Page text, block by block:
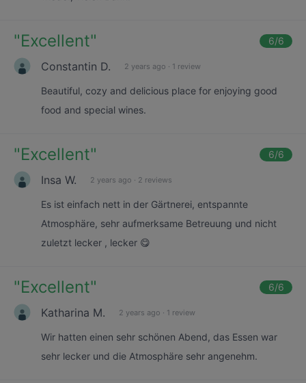
"Excellent" 6/6
Constantin D. 2 years ago · 1 review
Beautiful, cozy and delicious place for enjoying good
food and special wines.
"Excellent" 6/6
Insa W. 2 years ago · 2 reviews
Es ist einfach nett in der Gärtnerei, entspannte
Atmosphäre, sehr aufmerksame Betreuung und nicht
zuletzt lecker , lecker 😋
"Excellent" 6/6
Katharina M. 2 years ago · 1 review
Wir hatten einen sehr schönen Abend, das Essen war
sehr lecker und die Atmosphäre sehr angenehm.